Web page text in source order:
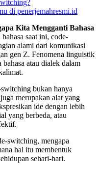
di penerjemahresmi.id
Kita Mengganti Bahasa
saat ini, code-
alami dari komunikasi
gen Z. Fenomena linguistik
atau dialek dalam
bukan hanya
merupakan alat yang
ide dengan lebih
yang berbeda, atau
switching, mengapa
hal itu membentuk
sehari-hari.